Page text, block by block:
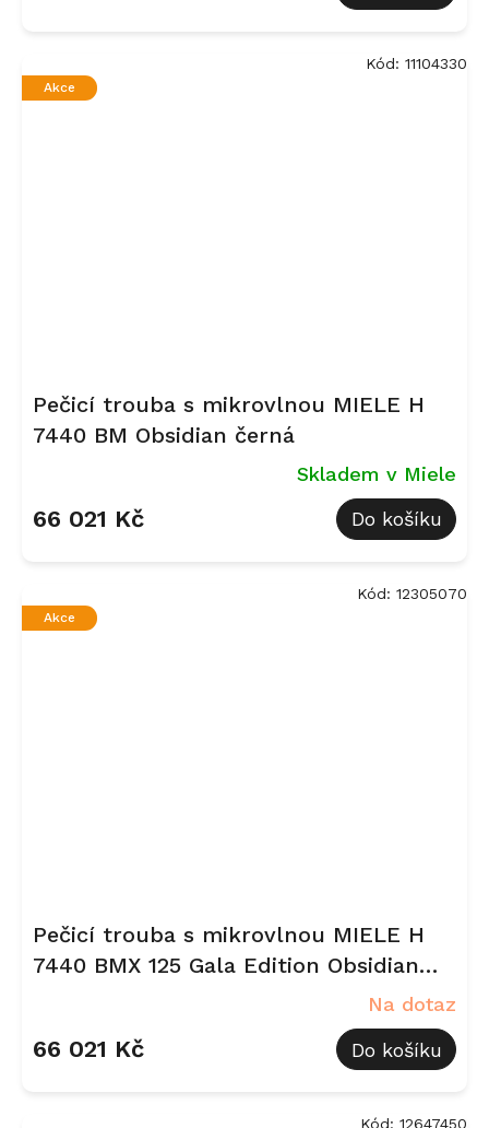
Akce
Pečicí trouba s mikrovlnou MIELE H
7440 BM Obsidian černá
Skladem v Miele
66 021 Kč Do košíku
Kód: 11104330
Akce
Pečicí trouba s mikrovlnou MIELE H
7440 BMX 125 Gala Edition Obsidian
Na dotaz
66 021 Kč Do košíku
Kód: 12305070
Kód: 12647450